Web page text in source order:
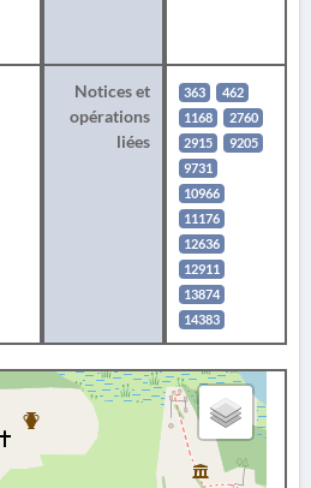
Notices et
opérations
liées
363
462
1168
2760
2915
9205
9731
10966
11176
12636
12911
13874
14383